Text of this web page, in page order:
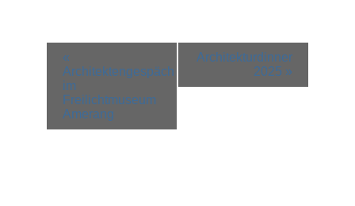
Navigation
«
Architektengespäch
im
Freilichtmuseum
Amerang
Architekturdinner
2025 »